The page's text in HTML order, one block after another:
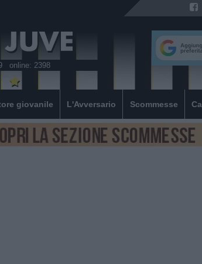
online: 2398
giovanile L'Avversario Scommesse